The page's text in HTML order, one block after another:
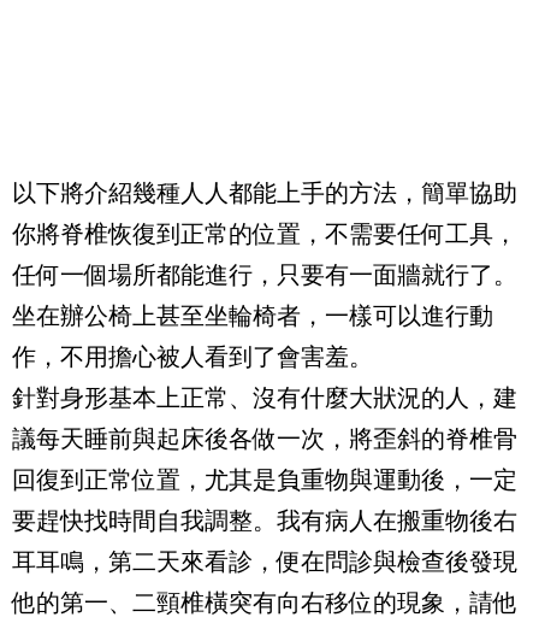
以下將介紹幾種人人都能上手的方法，簡單協助
你將脊椎恢復到正常的位置，不需要任何工具，
任何一個場所都能進行，只要有一面牆就行了。
坐在辦公椅上甚至坐輪椅者，一樣可以進行動
作，不用擔心被人看到了會害羞。
針對身形基本上正常、沒有什麼大狀況的人，建
議每天睡前與起床後各做一次，將歪斜的脊椎骨
回復到正常位置，尤其是負重物與運動後，一定
要趕快找時間自我調整。我有病人在搬重物後右
耳耳鳴，第二天來看診，便在問診與檢查後發現
他的第一、二頸椎橫突有向右移位的現象，請他